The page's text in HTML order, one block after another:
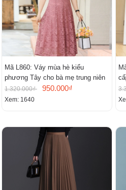
Mã L860: Váy mùa hè kiểu
phương Tây cho bà mẹ trung niên
1.320.000₫ 950.000₫
Xem: 1640